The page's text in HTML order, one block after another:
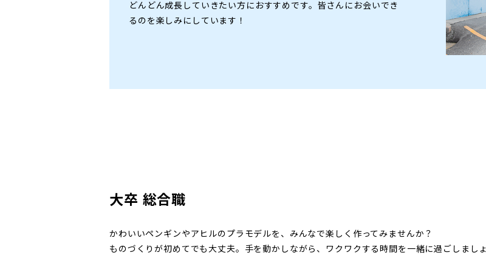
どんどん成⾧していきたい方におすすめです。皆さんにお会いでき
るのを楽しみにしています！
大卒 総合職
かわいいペンギンやアヒルのプラモデルを、みんなで楽しく作ってみませんか？
ものづくりが初めてでも大丈夫。手を動かしながら、ワクワクする時間を一緒に過ごしまし